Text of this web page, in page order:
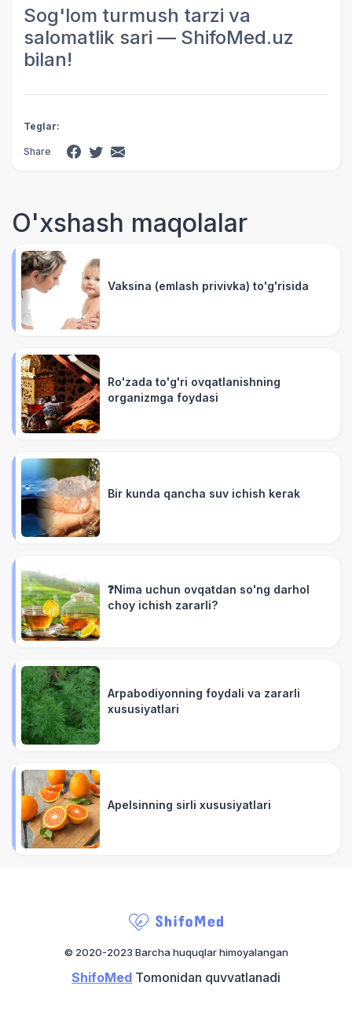
Sog'lom turmush tarzi va
salomatlik sari — ShifoMed.uz
bilan!
Teglar:
Share
O'xshash maqolalar
Vaksina (emlash privivka) to'g'risida
Ro'zada to'g'ri ovqatlanishning
organizmga foydasi
Bir kunda qancha suv ichish kerak
❓Nima uchun ovqatdan so'ng darhol
choy ichish zararli?
Arpabodiyonning foydali va zararli
xususiyatlari
Apelsinning sirli xususiyatlari
© 2020-2023 Barcha huquqlar himoyalangan
ShifoMed Tomonidan quvvatlanadi